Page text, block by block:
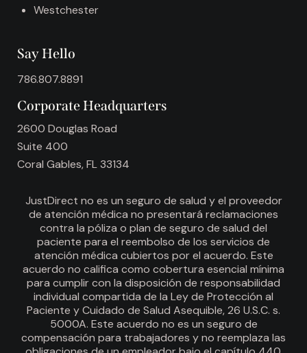
Westchester
Say Hello
786.807.8891
Corporate Headquarters
2600 Douglas Road
Suite 400
Coral Gables, FL 33134
JustDirect no es un seguro de salud y el proveedor
de atención médica no presentará reclamaciones
contra la póliza o plan de seguro de salud del
paciente para el reembolso de los servicios de
atención médica cubiertos por el acuerdo. Este
acuerdo no califica como cobertura esencial mínima
para cumplir con la disposición de responsabilidad
individual compartida de la Ley de Protección al
Paciente y Cuidado de Salud Asequible, 26 U.S.C. s.
5000A. Este acuerdo no es un seguro de
compensación para trabajadores y no reemplaza las